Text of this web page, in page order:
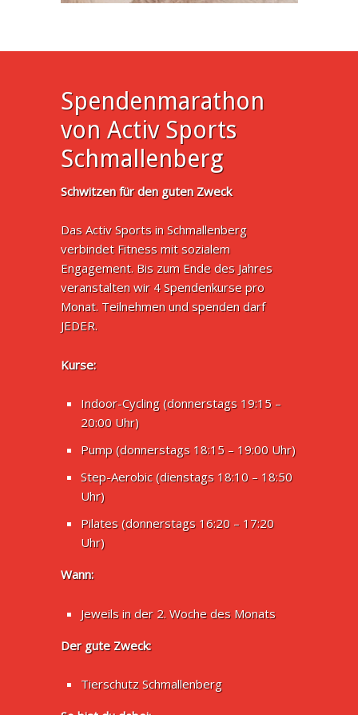
Spendenmarathon
von Activ Sports
Schmallenberg
Schwitzen für den guten Zweck
Das Activ Sports in Schmallenberg
verbindet Fitness mit sozialem
Engagement. Bis zum Ende des Jahres
veranstalten wir 4 Spendenkurse pro
Monat. Teilnehmen und spenden darf
JEDER.
Kurse:
Indoor-Cycling (donnerstags 19:15 –
20:00 Uhr)
Pump (donnerstags 18:15 – 19:00 Uhr)
Step-Aerobic (dienstags 18:10 – 18:50
Uhr)
Pilates (donnerstags 16:20 – 17:20
Uhr)
Wann:
Jeweils in der 2. Woche des Monats
Der gute Zweck:
Tierschutz Schmallenberg